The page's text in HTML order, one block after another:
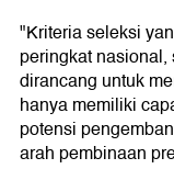
"Kriteria seleksi
peringkat
dirancang untuk
hanya memiliki
potensi
arah pembinaan